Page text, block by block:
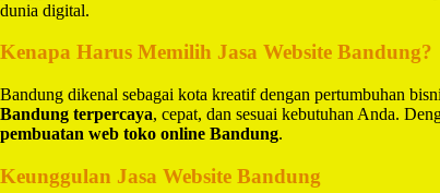
dunia digital.
Kenapa Harus Memilih Jasa Website Bandung?
Bandung dikenal sebagai kota kreatif dengan pertumbuhan
Bandung terpercaya, cepat, dan sesuai kebutuhan Anda.
pembuatan web toko online Bandung.
Keunggulan Jasa Website Bandung